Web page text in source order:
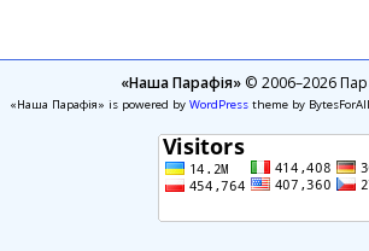
«Наша Парафія»© 2006–2026
«Наша Парафія» is powered by WordPresstheme by